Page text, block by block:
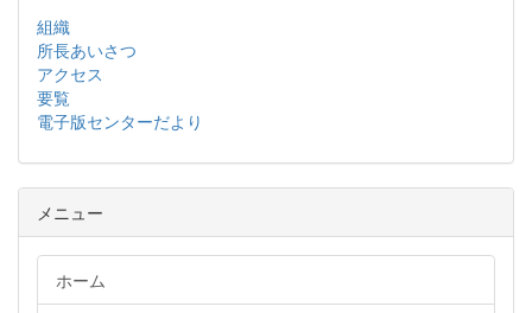
組織
所長あいさつ
アクセス
要覧
電子版センターだより
メニュー
ホーム